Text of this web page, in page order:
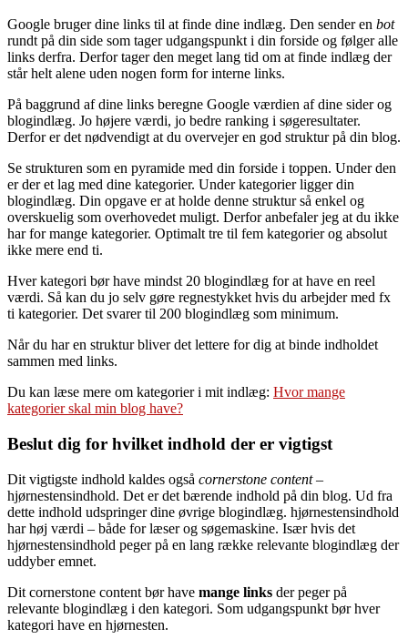
Google bruger dine links til at finde dine indlæg. Den sender en bot
rundt på din side som tager udgangspunkt i din forside og følger alle
links derfra. Derfor tager den meget lang tid om at finde indlæg der
står helt alene uden nogen form for interne links.
På baggrund af dine links beregne Google værdien af dine sider og
blogindlæg. Jo højere værdi, jo bedre ranking i søgeresultater.
Derfor er det nødvendigt at du overvejer en god struktur på din blog.
Se strukturen som en pyramide med din forside i toppen. Under den
er der et lag med dine kategorier. Under kategorier ligger din
blogindlæg. Din opgave er at holde denne struktur så enkel og
overskuelig som overhovedet muligt. Derfor anbefaler jeg at du ikke
har for mange kategorier. Optimalt tre til fem kategorier og absolut
ikke mere end ti.
Hver kategori bør have mindst 20 blogindlæg for at have en reel
værdi. Så kan du jo selv gøre regnestykket hvis du arbejder med fx
ti kategorier. Det svarer til 200 blogindlæg som minimum.
Når du har en struktur bliver det lettere for dig at binde indholdet
sammen med links.
Du kan læse mere om kategorier i mit indlæg: Hvor mange
kategorier skal min blog have?
Beslut dig for hvilket indhold der er vigtigst
Dit vigtigste indhold kaldes også cornerstone content–
hjørnestensindhold. Det er det bærende indhold på din blog. Ud fra
dette indhold udspringer dine øvrige blogindlæg. hjørnestensindhold
har høj værdi – både for læser og søgemaskine. Især hvis det
hjørnestensindhold peger på en lang række relevante blogindlæg der
uddyber emnet.
Dit cornerstone content bør have mange links der peger på
relevante blogindlæg i den kategori. Som udgangspunkt bør hver
kategori have en hjørnesten.